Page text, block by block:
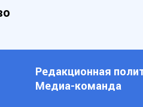
Редакционная
Медиа-команда